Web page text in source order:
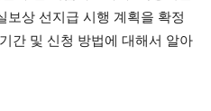
보상 선지급 시행 계획을 확정
간 및 신청 방법에 대해서 알아